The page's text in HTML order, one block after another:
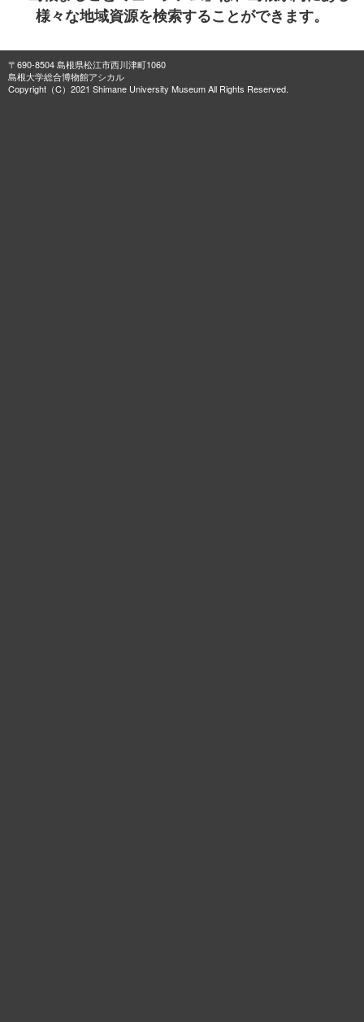
様々な地域資源を検索することができます。
〒690-8504 島根県松江市西川津町1060
島根大学総合博物館アシカル
Copyright（C）2021 Shimane University Museum All Rights Reserved.